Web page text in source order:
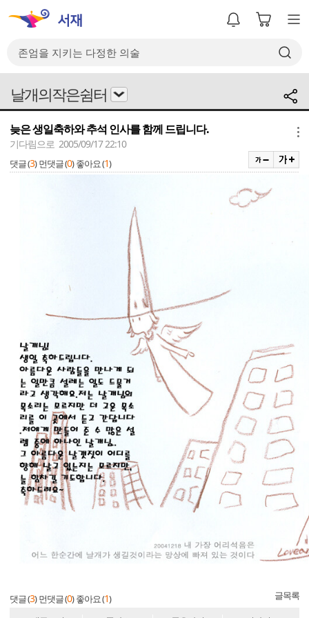
날개의작은쉼터
늦은 생일축하와 추석 인사를 함께 드립니다.
기다림으로 2005/09/17 22:10
댓글 (3) 먼댓글 (0) 좋아요 (1)
댓글 (3) 먼댓글 (0) 좋아요 (1) 글목록